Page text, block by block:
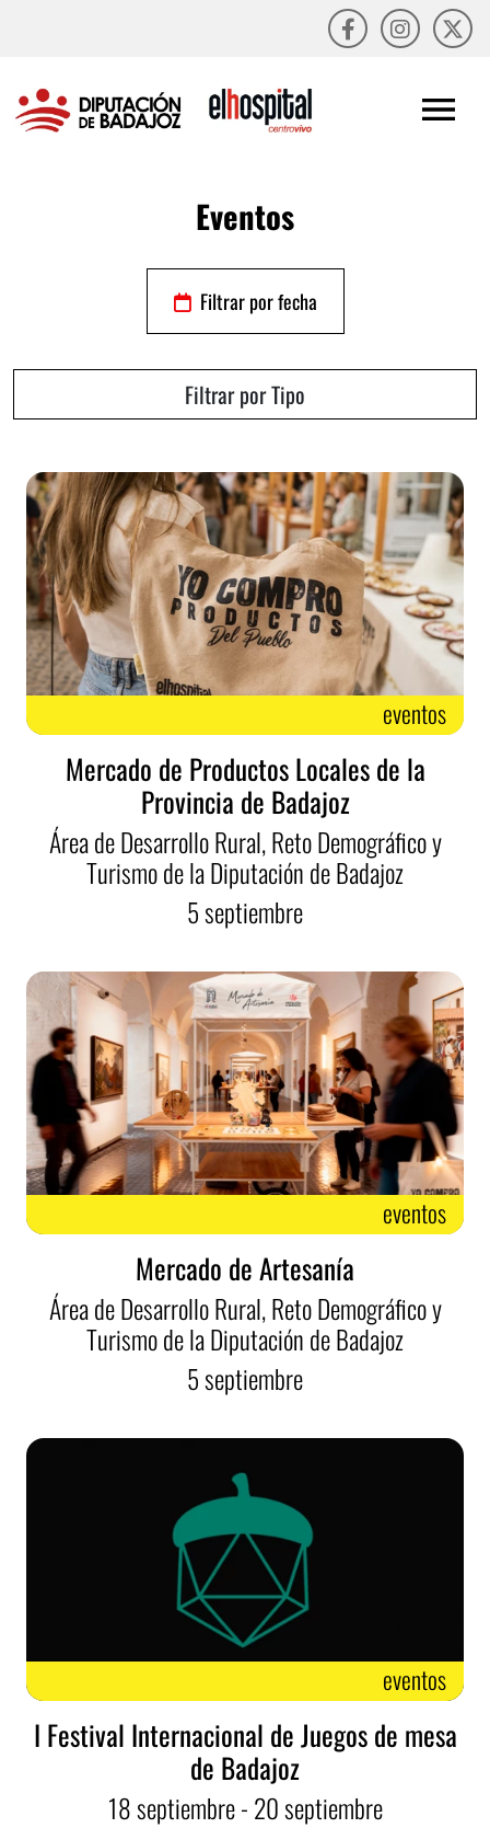
Eventos
Filtrar por fecha
Filtrar por Tipo
eventos
Mercado de Productos Locales de la
Provincia de Badajoz
Área de Desarrollo Rural, Reto Demográfico y
Turismo de la Diputación de Badajoz
5septiembre
eventos
Mercado de Artesanía
Área de Desarrollo Rural, Reto Demográfico y
Turismo de la Diputación de Badajoz
5septiembre
eventos
I Festival Internacional de Juegos de mesa
de Badajoz
18septiembre- 20septiembre